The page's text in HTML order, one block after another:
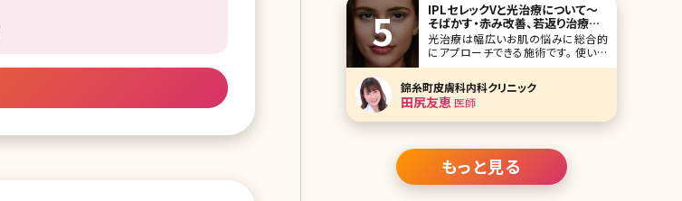
IPLセレックVと光治療について〜
そばかす・赤み改善、若返り治療な
ど多様な効果〜
光治療は幅広いお肌の悩みに総合的
にアプローチできる施術です。 使い方
次第で様々な効果が期待できます。ま
た肝斑がある方は不用意に施術すると
悪化するリスクもあります。光治療とは
どんなものか、効果や受けない方がい
い場合、セレックVという光治療機にフ
療か気になる方は是非
錦糸町皮膚科内科クリニック
田尻友恵 医師
もっと見る